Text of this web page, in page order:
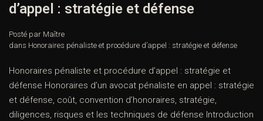
d’appel : stratégie et défense
Posté par Maître
dans Honoraires pénaliste et procédure d’appel : stratégie et défense
Honoraires pénaliste et procédure d’appel : stratégie et
défense Honoraires d’un avocat pénaliste en appel : stratégie
et défense, coût, convention d’honoraires, stratégie,
diligences, risques et les techniques de défense Introduction